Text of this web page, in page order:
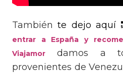
También te dejo aquí
entrar a España y
Viajamor
damos a
provenientes de